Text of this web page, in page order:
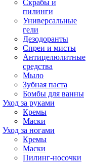
Скрабы и
пилинги
Универсальные
гели
Дезодоранты
Спреи и мисты
Антицелюлитные
средства
Мыло
Зубная паста
Бомбы для ванны
Уход за руками
Кремы
Маски
Уход за ногами
Кремы
Маски
Пилинг-носочки